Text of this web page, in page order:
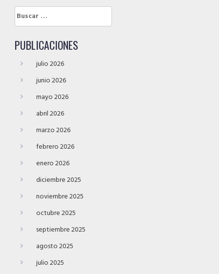
Buscar:
PUBLICACIONES
julio 2026
junio 2026
mayo 2026
abril 2026
marzo 2026
febrero 2026
enero 2026
diciembre 2025
noviembre 2025
octubre 2025
septiembre 2025
agosto 2025
julio 2025